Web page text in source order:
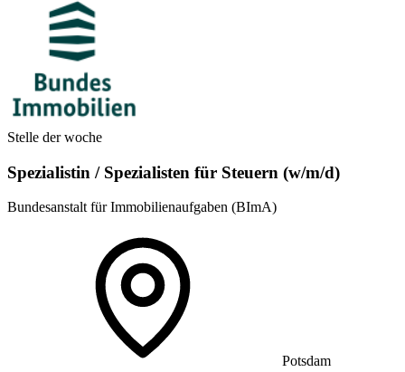
Stelle der woche
Spezialistin / Spezialisten für Steuern (w/m/d)
Bundesanstalt für Immobilienaufgaben (BImA)
Potsdam